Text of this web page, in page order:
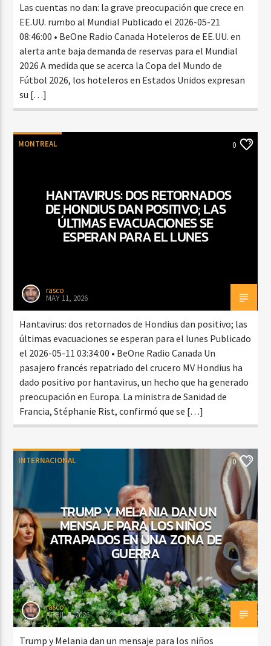
Las cuentas no dan: la grave preocupación que crece en
EE.UU. rumbo al Mundial Publicado el 2026-05-21
08:46:00 • BeOne Radio Canada Hoteleros de EE.UU. en
alerta ante baja demanda de reservas para el Mundial
2026 A medida que se acerca la Copa del Mundo de
Fútbol 2026, los hoteleros en Estados Unidos expresan
su […]
MONTREAL 0
HANTAVIRUS: DOS RETORNADOS
DE HONDIUS DAN POSITIVO; LAS
ÚLTIMAS EVACUACIONES SE
ESPERAN PARA EL LUNES
rasco
MAY 11, 2026
Hantavirus: dos retornados de Hondius dan positivo; las
últimas evacuaciones se esperan para el lunes Publicado
el 2026-05-11 03:34:00 • BeOne Radio Canada Un
pasajero francés repatriado del crucero MV Hondius ha
dado positivo por hantavirus, un hecho que ha generado
preocupación en Europa. La ministra de Sanidad de
Francia, Stéphanie Rist, confirmó que se […]
INTERNACIONAL 0
TRUMP Y MELANIA DAN UN
MENSAJE PARA LOS NIÑOS
ATRAPADOS EN UNA ZONA DE
GUERRA
rasco
APRIL 6, 2026
Trump y Melania dan un mensaje para los niños